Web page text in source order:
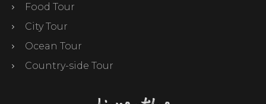
Food Tour
City Tour
Ocean Tour
Country-side Tour